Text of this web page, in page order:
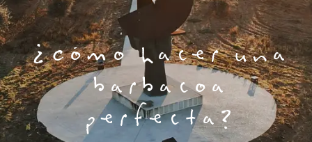
¿Cómo hacer una
barbacoa
perfecta?